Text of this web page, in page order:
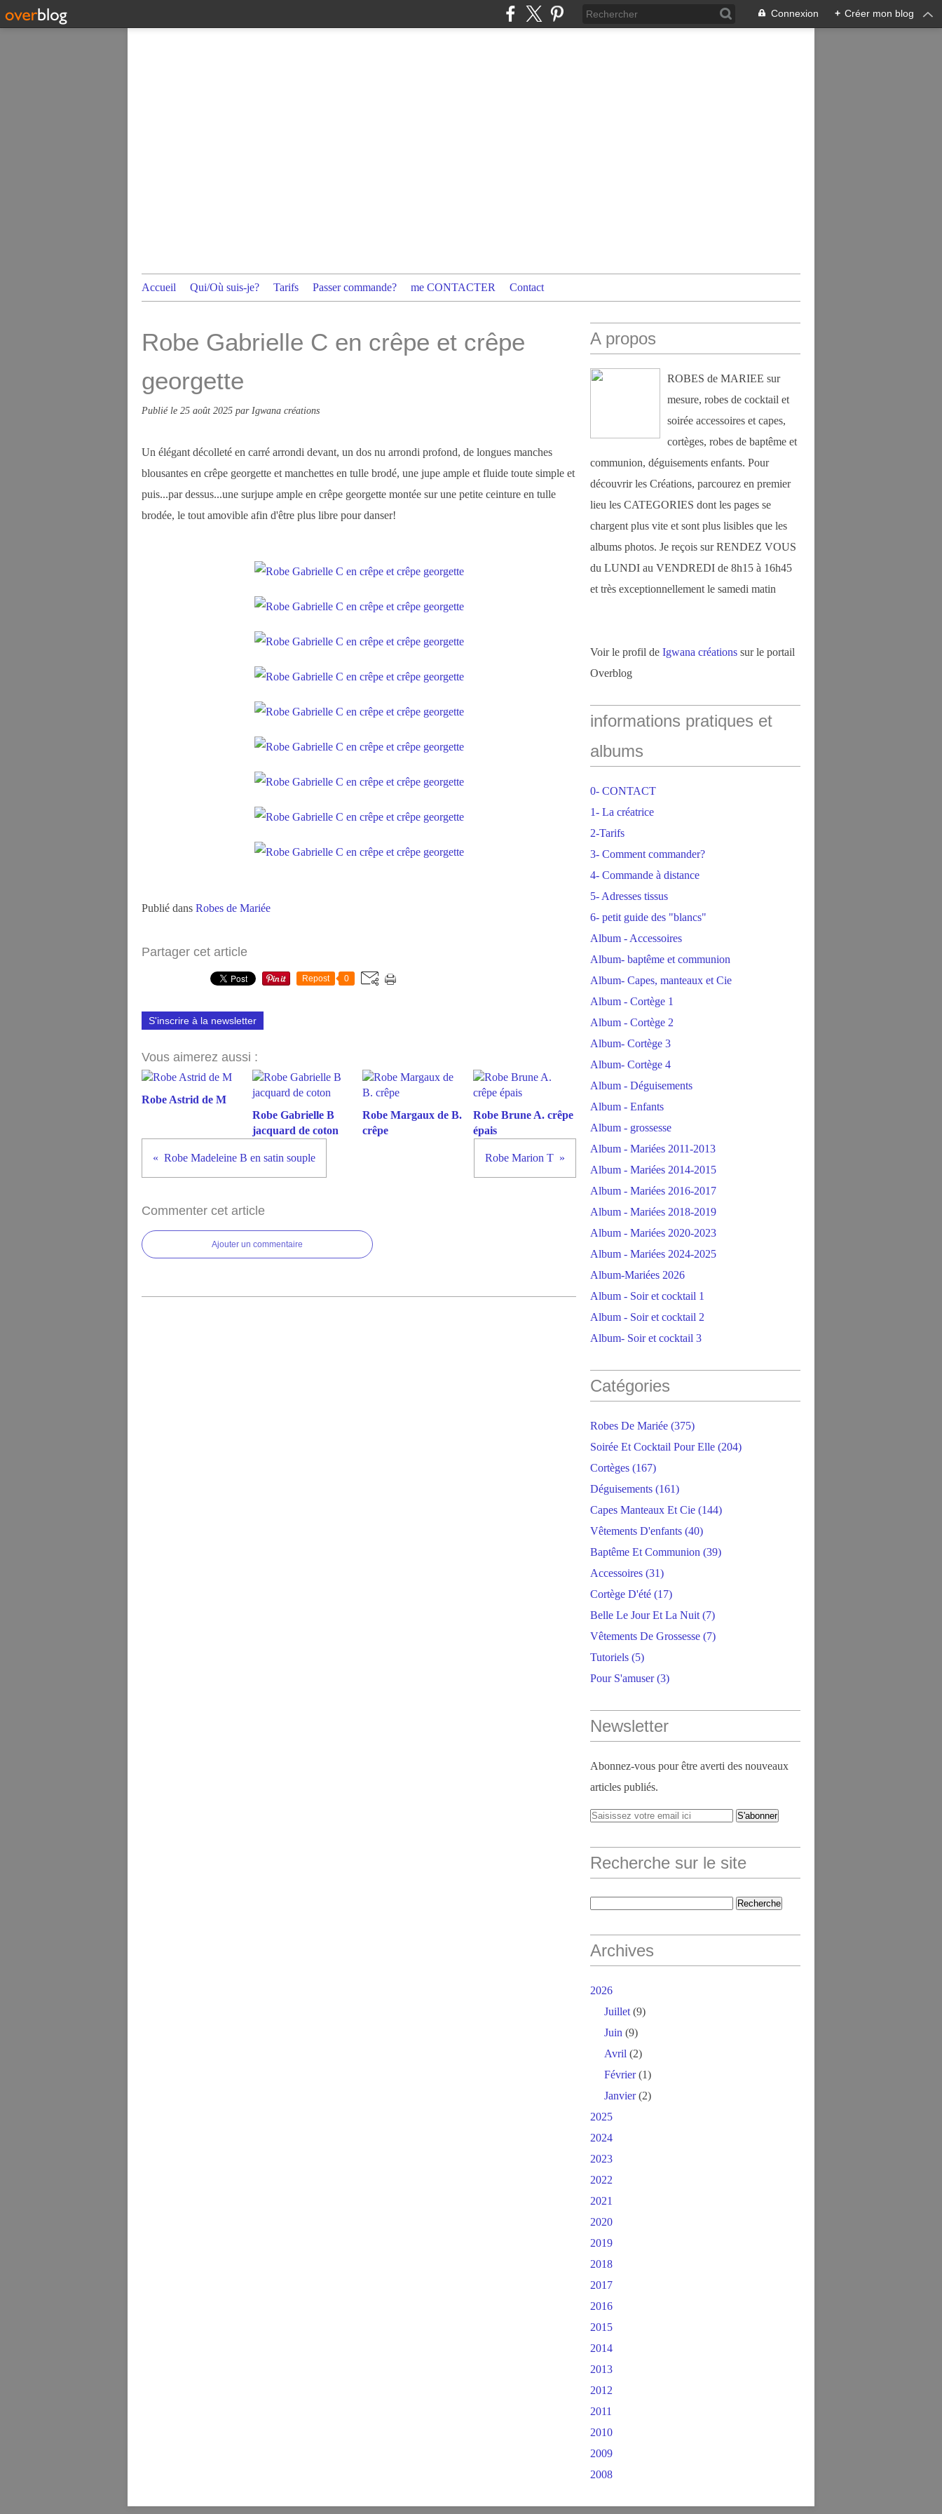
Connexion + Créer mon blog
Accueil Qui/Où suis-je? Tarifs Passer commande? me CONTACTER Contact
Robe Gabrielle C en crêpe et crêpe
georgette
Publié le 25 août 2025 par Igwana créations
Un élégant décolleté en carré arrondi devant, un dos nu arrondi profond, de longues manches
blousantes en crêpe georgette et manchettes en tulle brodé, une jupe ample et fluide toute simple et
puis...par dessus...une surjupe ample en crêpe georgette montée sur une petite ceinture en tulle
brodée, le tout amovible afin d'être plus libre pour danser!
Publié dans Robes de Mariée
Partager cet article
Repost 0
S'inscrire à la newsletter
Vous aimerez aussi :
Robe Astrid de M
Robe Gabrielle B
jacquard de coton
Robe Margaux de B.
crêpe
Robe Brune A. crêpe
épais
Robe Madeleine B en satin souple Robe Marion T
Commenter cet article
Ajouter un commentaire
A propos
ROBES de MARIEE sur
mesure, robes de cocktail et
soirée accessoires et capes,
cortèges, robes de baptême et
communion, déguisements enfants. Pour
découvrir les Créations, parcourez en premier
lieu les CATEGORIES dont les pages se
chargent plus vite et sont plus lisibles que les
albums photos. Je reçois sur RENDEZ VOUS
du LUNDI au VENDREDI de 8h15 à 16h45
et très exceptionnellement le samedi matin
Voir le profil de Igwana créations sur le portail
Overblog
informations pratiques et
albums
0- CONTACT
1- La créatrice
2-Tarifs
3- Comment commander?
4- Commande à distance
5- Adresses tissus
6- petit guide des "blancs"
Album - Accessoires
Album- baptême et communion
Album- Capes, manteaux et Cie
Album - Cortège 1
Album - Cortège 2
Album- Cortège 3
Album- Cortège 4
Album - Déguisements
Album - Enfants
Album - grossesse
Album - Mariées 2011-2013
Album - Mariées 2014-2015
Album - Mariées 2016-2017
Album - Mariées 2018-2019
Album - Mariées 2020-2023
Album - Mariées 2024-2025
Album-Mariées 2026
Album - Soir et cocktail 1
Album - Soir et cocktail 2
Album- Soir et cocktail 3
Catégories
Robes De Mariée (375)
Soirée Et Cocktail Pour Elle (204)
Cortèges (167)
Déguisements (161)
Capes Manteaux Et Cie (144)
Vêtements D'enfants (40)
Baptême Et Communion (39)
Accessoires (31)
Cortège D'été (17)
Belle Le Jour Et La Nuit (7)
Vêtements De Grossesse (7)
Tutoriels (5)
Pour S'amuser(3)
Newsletter
Abonnez-vous pour être averti des nouveaux
articles publiés.
Recherche sur le site
Archives
2026
Juillet (9)
Juin (9)
Avril (2)
Février(1)
Janvier(2)
2025
2024
2023
2022
2021
2020
2019
2018
2017
2016
2015
2014
2013
2012
2011
2010
2009
2008